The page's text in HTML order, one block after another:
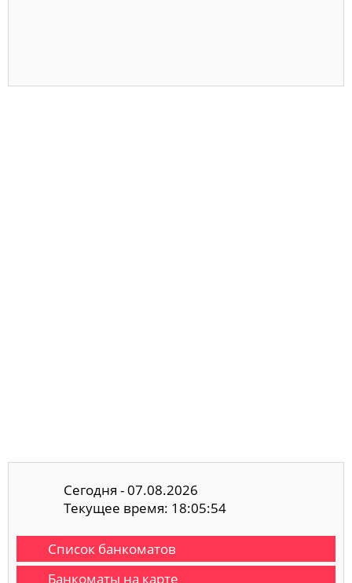
Сегодня - 07.08.2026
Текущее время: 18:05:55
Список банкоматов
Банкоматы на карте